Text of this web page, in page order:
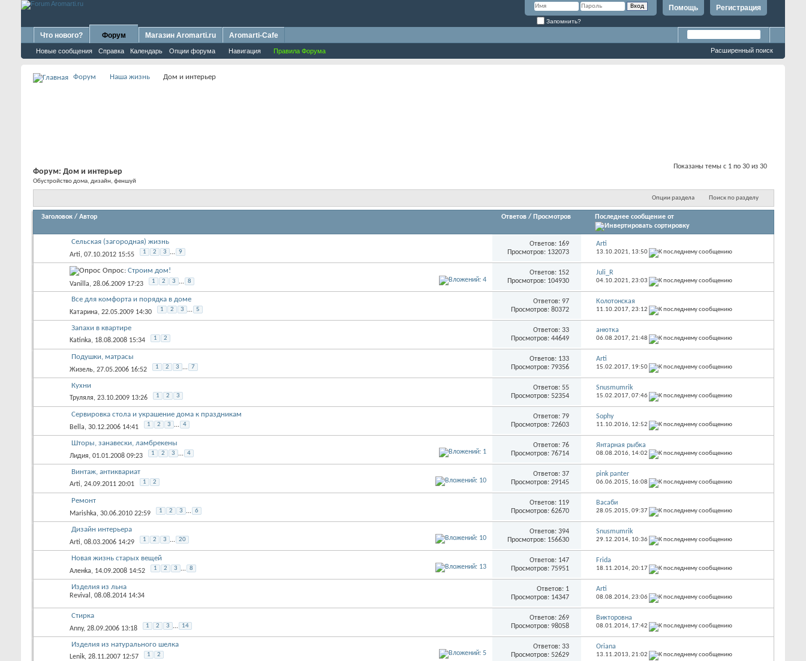
Регистрация
Помощь
Запомнить?
Что нового? Форум
Новые сообщения Справка Календарь Опции форума Навигация Правила Форума
Магазин Aromarti.ru Aromarti-Cafe
Расширенный поиск
Форум Наша жизнь Дом и интерьер
Показаны темы с 1 по 30 из 30
Форум: Дом и интерьер
Обустройство дома, дизайн, феншуй
Опции раздела Поиск по разделу
Заголовок / Автор Ответов / Просмотров Последнее сообщение от
Сельская (загородная) жизнь
Arti, 07.10.2012 15:55 1 2 3 ... 9
Ответов: 169
Просмотров: 132073
Arti
13.10.2021, 13:50
Опрос: Строим дом!
Vanilla, 28.06.2009 17:23 1 2 3 ... 8
Ответов: 152
Просмотров: 104930
Juli_R
04.10.2021, 23:03
Все для комфорта и порядка в доме
Kатарина, 22.05.2009 14:30 1 2 3 ... 5
Ответов: 97
Просмотров: 80372
Колотонская
11.10.2017, 23:12
Запахи в квартире
Katinka, 18.08.2008 15:34 1 2
Ответов: 33
Просмотров: 44649
анютка
06.08.2017, 21:48
Подушки, матрасы
Жизель, 27.05.2006 16:52 1 2 3 ... 7
Ответов: 133
Просмотров: 79356
Arti
15.02.2017, 19:50
Кухни
Труляля, 23.10.2009 13:26 1 2 3
Ответов: 55
Просмотров: 52354
Snusmumrik
15.02.2017, 07:46
Сервировка стола и украшение дома к праздникам
Bella, 30.12.2006 14:41 1 2 3 ... 4
Ответов: 79
Просмотров: 72603
Sophy
11.10.2016, 12:52
Шторы, занавески, ламбрекены
Лидия, 01.01.2008 09:23 1 2 3 ... 4
Ответов: 76
Просмотров: 76714
Янтарная рыбка
08.08.2016, 14:02
Винтаж, антиквариат
Arti, 24.09.2011 20:01 1 2
Ответов: 37
Просмотров: 29145
pink panter
06.06.2015, 16:08
Ремонт
Marishka, 30.06.2010 22:59 1 2 3 ... 6
Ответов: 119
Просмотров: 62670
Васаби
28.05.2015, 09:37
Дизайн интерьера
Arti, 08.03.2006 14:29 1 2 3 ... 20
Ответов: 394
Просмотров: 156630
Snusmumrik
29.12.2014, 10:36
Новая жизнь старых вещей
Аленka, 14.09.2008 14:52 1 2 3 ... 8
Ответов: 147
Просмотров: 75951
Fridа
18.11.2014, 20:17
Изделия из льна
Revival , 08.08.2014 14:34
Ответов: 1
Просмотров: 14347
Arti
08.08.2014, 23:06
Стирка
Anny, 28.09.2006 13:18 1 2 3 ... 14
Ответов: 269
Просмотров: 98058
Викторовна
08.01.2014, 17:42
Изделия из натурального шелка
Lenik, 28.11.2007 12:57 1 2
Ответов: 33
Просмотров: 52629
Oriana
13.11.2013, 21:02